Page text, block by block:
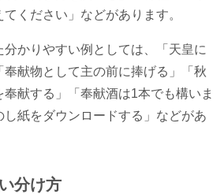
ください」などがあります。
分かりやすい例としては、「天皇に
献物として主の前に捧げる」「秋
献する」「奉献酒は1本でも構いま
紙をダウンロードする」などがあ
分け方